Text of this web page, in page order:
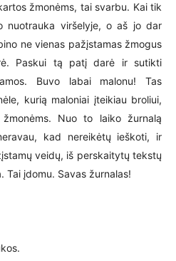
žmonėms, tai svarbu. Kai tik
nuotrauka viršelyje, o aš jo dar
ne vienas pažįstamas žmogus
Paskui tą patį darė ir sutikti
Buvo labai malonu! Tas
kurią maloniai įteikiau broliui,
Nuo to laiko žurnalą
kad nereikėtų ieškoti, ir
veidų, iš perskaitytų tekstų
Tai įdomu. Savas žurnalas!